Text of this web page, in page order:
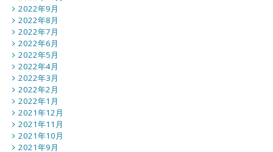
2022年9月
2022年8月
2022年7月
2022年6月
2022年5月
2022年4月
2022年3月
2022年2月
2022年1月
2021年12月
2021年11月
2021年10月
2021年9月